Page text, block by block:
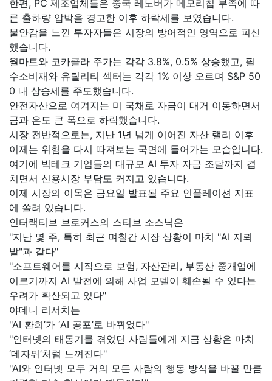
한편, PC 제조업체들은 중국 레노버가 메모리칩 부족에 따
른 출하량 압박을 경고한 이후 하락세를 보였습니다.
불안감을 느낀 투자자들은 시장의 방어적인 영역으로 피신
했습니다.
월마트와 코카콜라 주가는 각각 3.8%, 0.5% 상승했고, 필
수소비재와 유틸리티 섹터는 각각 1% 이상 오르며 S&P 50
0 내 상승세를 주도했습니다.
안전자산으로 여겨지는 미 국채로 자금이 대거 이동하면서
금과 은도 큰 폭으로 하락했습니다.
시장 전반적으로는, 지난 1년 넘게 이어진 자산 랠리 이후
이제는 위험을 다시 따져보는 국면에 들어가는 모습입니다.
여기에 빅테크 기업들의 대규모 AI 투자 자금 조달까지 겹
치면서 신용시장 부담도 커지고 있습니다.
이제 시장의 이목은 금요일 발표될 주요 인플레이션 지표
에 쏠려 있습니다.
인터랙티브 브로커스의 스티브 소스닉은
"지난 몇 주, 특히 최근 며칠간 시장 상황이 마치 "AI 지뢰
밭"과 같다"
"소프트웨어를 시작으로 보험, 자산관리, 부동산 중개업에
이르기까지 AI 발전에 의해 사업 모델이 훼손될 수 있다는
우려가 확산되고 있다"
야데니 리서치는
"AI 환희’가 ‘AI 공포’로 바뀌었다"
"인터넷의 태동기를 겪었던 사람들에게 지금 상황은 마치
‘데자뷔’처럼 느껴진다"
"AI와 인터넷 모두 거의 모든 사람의 행동 방식을 바꿀 만큼